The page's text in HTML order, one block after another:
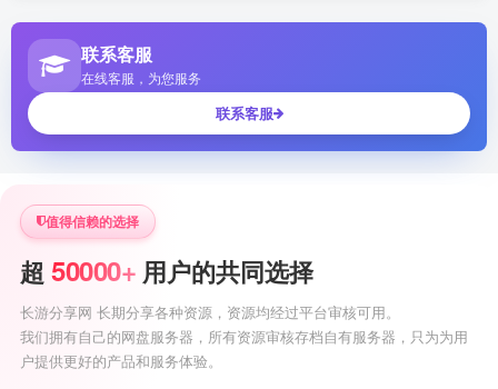
联系客服
在线客服，为您服务
联系客服
值得信赖的选择
超 50000+ 用户的共同选择
长游分享网 长期分享各种资源，资源均经过平台审核可用。
我们拥有自己的网盘服务器，所有资源审核存档自有服务器，只为为用
户提供更好的产品和服务体验。